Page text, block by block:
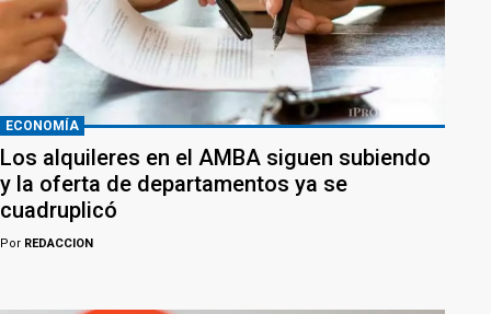
ECONOMÍA
Los alquileres en el AMBA siguen subiendo
y la oferta de departamentos ya se
cuadruplicó
Por REDACCION